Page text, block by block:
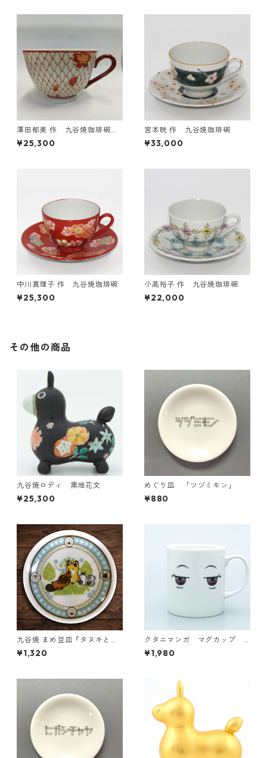
澤田郁美 作 九谷焼珈琲碗
赤網
¥25,300
宮本晄 作 九谷焼珈琲碗
¥33,000
中川真理子 作 九谷焼珈琲碗
¥25,300
小高裕子 作 九谷焼珈琲碗
¥22,000
その他の商品
九谷焼ロディ 黒地花文
¥25,300
めぐり皿 「ツヅミモン」
¥880
九谷焼 まめ豆皿『タヌキとキ
ツネ』 がぶっ
¥1,320
クタニマンガ マグカップ
（YUKARI）
¥1,980